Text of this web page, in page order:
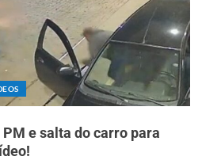
e salta do carro para